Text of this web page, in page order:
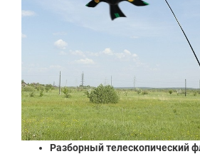
Разборный телескопический